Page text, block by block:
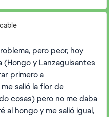
pero peor, hoy
y Lanzaguisantes
primero a
salió la flor de
cosas) pero no me daba
al hongo y me salió igual,